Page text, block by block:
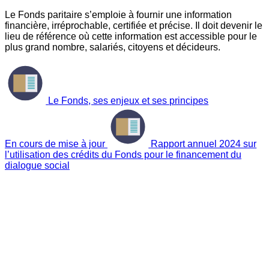
Le Fonds paritaire s’emploie à fournir une information
financière, irréprochable, certifiée et précise. Il doit devenir le
lieu de référence où cette information est accessible pour le
plus grand nombre, salariés, citoyens et décideurs.
Le Fonds, ses enjeux et ses principes
En cours de mise à jour
Rapport annuel 2024 sur
l’utilisation des crédits du Fonds pour le financement du
dialogue social